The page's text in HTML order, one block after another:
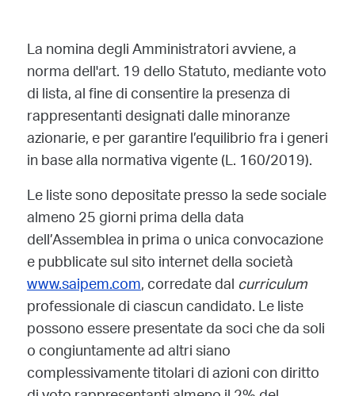
La nomina degli Amministratori avviene, a
norma dell'art. 19 dello Statuto, mediante voto
di lista, al fine di consentire la presenza di
rappresentanti designati dalle minoranze
azionarie, e per garantire l’equilibrio fra i generi
in base alla normativa vigente (L. 160/2019).
Le liste sono depositate presso la sede sociale
almeno 25 giorni prima della data
dell’Assemblea in prima o unica convocazione
e pubblicate sul sito internet della società
www.saipem.com, corredate dalcurriculum
professionale di ciascun candidato. Le liste
possono essere presentate da soci che da soli
o congiuntamente ad altri siano
complessivamente titolari di azioni con diritto